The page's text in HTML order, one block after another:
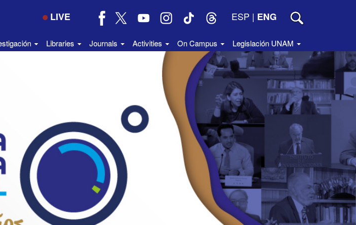
LIVE ESP | ENG
Libraries Journals Activities On Campus Legislación UNAM